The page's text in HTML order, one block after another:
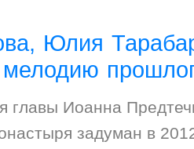
Юлия
главы Иоанна
задуман в